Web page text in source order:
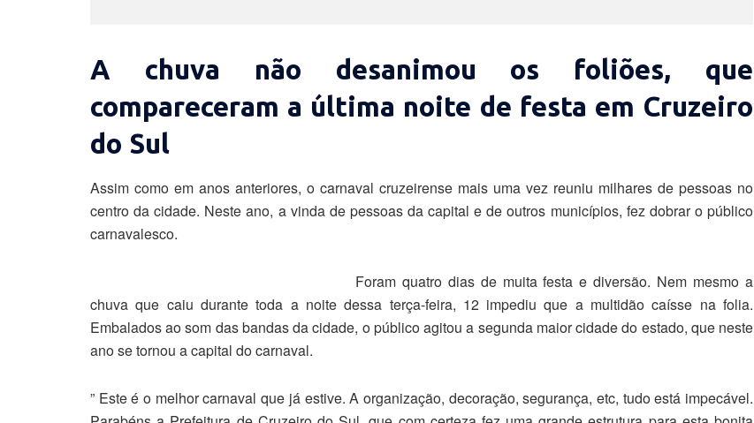
A chuva não desanimou os foliões, que
compareceram a última noite de festa em Cruzeiro
do Sul
Assim como em anos anteriores, o carnaval cruzeirense mais uma vez reuniu milhares de pessoas no
centro da cidade. Neste ano, a vinda de pessoas da capital e de outros municípios, fez dobrar o público
carnavalesco.
Foram quatro dias de muita festa e diversão. Nem mesmo a
chuva que caiu durante toda a noite dessa terça-feira, 12 impediu que a multidão caísse na folia.
Embalados ao som das bandas da cidade, o público agitou a segunda maior cidade do estado, que neste
ano se tornou a capital do carnaval.
” Este é o melhor carnaval que já estive. A organização, decoração, segurança, etc, tudo está impecável.